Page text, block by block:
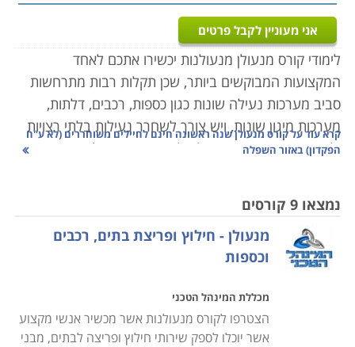
אני מעוניין לקבל פרטים
לימודי קורס מנעולן מנעולנות יכשירו אתכם לאחד
המקצועות המבוקשים ביותר, שכן תקלות רבות מתרחשות
סביב מערכות נעילה שונות כגון כספות, רכבים, דלתות,
מערכות מיגון שונות, ויש צורך לשחרר נעילות בלתי רצויות
ולשחרר מפתחות, תוך יכולת לאבחן את התקלה באופן מהיר,
רבים מאתנו נתקלים בבעיה המוכרת של דלת שלא ניתן
לנעול אותה בשל מפתח שנשבר בתוך המנעול או רכב
שננעל בשל מפתח שנשכח בתוך הרכב או הלך לאיבוד ואין
בתוך מספר דקות למצוא את הדרך לפרוץ את המערכת
ולאפשר הפעלה תקינה.
קרא עוד עלקורס מנעולן שנה ראשונה חינם לחיילים משוחררים (לא ע"ח
הפקדון) באזור השפלה
נמצאו 9 קורסים
מנעולן - חילוץ ופריצת בתים, רכבים
וכספות
מכללת המינהל הטכני
הצטרפו לקורס מנעולנות אשר מכשיר אנשי מקצוע
אשר יוכלו לספק שירותי חילוץ ופריצה לבתים, מבני